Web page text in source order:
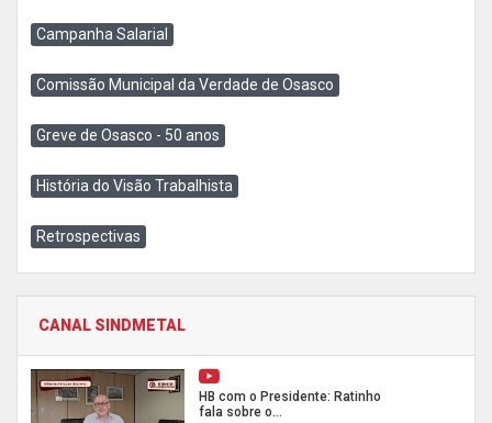
Campanha Salarial
Comissão Municipal da Verdade de Osasco
Greve de Osasco - 50 anos
História do Visão Trabalhista
Retrospectivas
CANAL SINDMETAL
HB com o Presidente: Ratinho
fala sobre o...